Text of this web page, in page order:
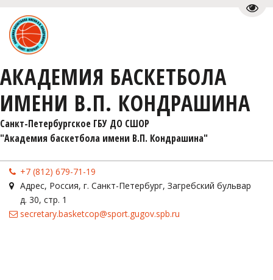
АКАДЕМИЯ БАСКЕТБОЛА
ИМЕНИ В.П. КОНДРАШИНА
Санкт-Петербургское ГБУ ДО СШОР
"Академия баскетбола имени В.П. Кондрашина"
+7 (812) 679-71-19
Адрес, Россия, г. Санкт-Петербург, Загребский бульвар
д. 30, стр. 1
secretary.basketcop@sport.gugov.spb.ru